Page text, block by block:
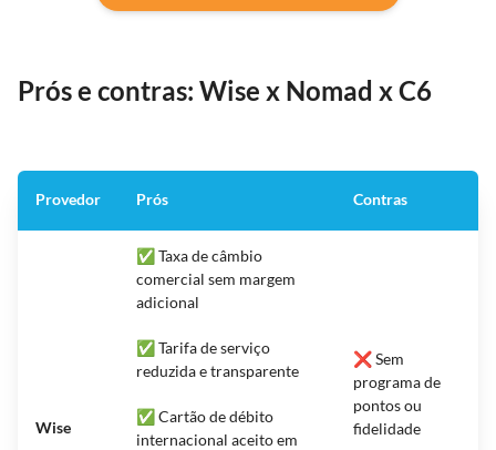
Prós e contras: Wise x Nomad x C6
Provedor Prós Contras
Wise
✅ Taxa de câmbio
comercial sem margem
adicional
✅ Tarifa de serviço
reduzida e transparente
✅ Cartão de débito
internacional aceito em
❌ Sem
programa de
pontos ou
fidelidade